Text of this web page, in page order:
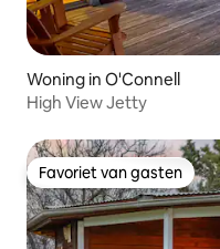
Woning in O'Connell
High View Jetty
Favoriet van gasten
Favoriet van gasten